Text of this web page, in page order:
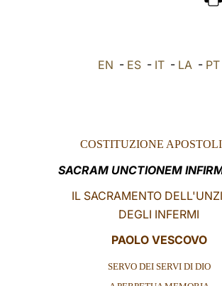
EN - ES - IT - LA - PT
COSTITUZIONE
SACRAM UNCTIONEM
IL SACRAMENTO
DEGLI INFERMI
PAOLO VESCOVO
SERVO DEI SERVI DI DIO